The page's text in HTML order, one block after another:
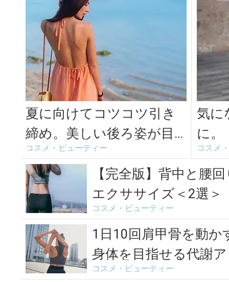
夏に向けてコツコツ引き
締め。美しい後ろ姿が目
指せる背中のエクササイ
ズ＜3選＞
コスメ・ビューティー
気に
に。
りの
ク
コスメ
【完全版】背中と腰
エクササイズ＜2選＞
コスメ・ビューティー
1日10回肩甲骨を動
身体を目指せる代謝
3...
コスメ・ビューティー